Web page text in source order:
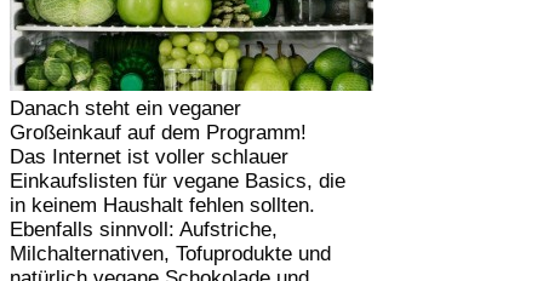
Danach steht ein veganer
Großeinkauf auf dem Programm!
Das Internet ist voller schlauer
Einkaufslisten für vegane Basics, die
in keinem Haushalt fehlen sollten.
Ebenfalls sinnvoll: Aufstriche,
Milchalternativen, Tofuprodukte und